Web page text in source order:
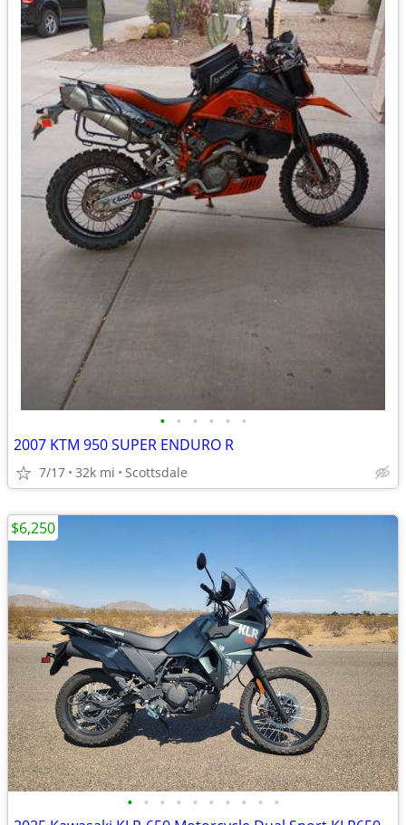
• • • • • •
2007 KTM 950 SUPER ENDURO R
7/17 32k mi Scottsdale
• • • • • • • • • •
$6,250